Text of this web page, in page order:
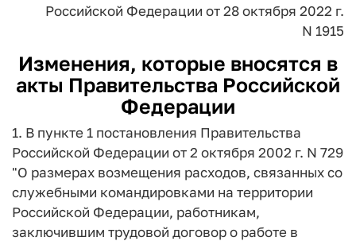
Российской Федерации от 28 октября 2022 г.
N 1915
Изменения, которые вносятся в
акты Правительства Российской
Федерации
1. В пункте 1 постановления Правительства
Российской Федерации от 2 октября 2002 г. N 729
"О размерах возмещения расходов, связанных со
служебными командировками на территории
Российской Федерации, работникам,
заключившим трудовой договор о работе в